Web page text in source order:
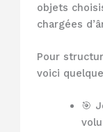
objets
chargées
Pour
voici
🎯